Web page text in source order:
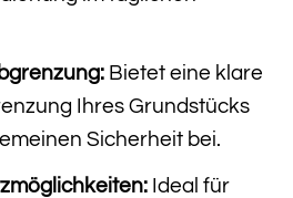
Bietet eine klare
Ihres Grundstücks
Sicherheit bei.
Ideal für